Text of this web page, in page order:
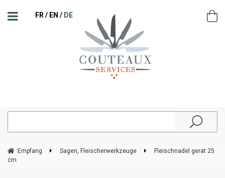
FR EN DE
Empfang Sagen, Fleischerwerkzeuge
Fleischnadel gerat 25
cm